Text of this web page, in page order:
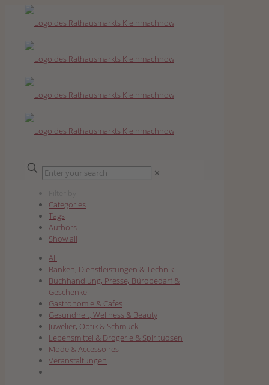
✕
Categories
Tags
Authors
Show all
All
Banken, Dienstleistungen & Technik
Buchhandlung, Presse, Bürobedarf &
Geschenke
Gastronomie & Cafes
Gesundheit, Wellness & Beauty
Juwelier, Optik & Schmuck
Lebensmittel & Drogerie & Spirituosen
Mode & Accessoires
Veranstaltungen